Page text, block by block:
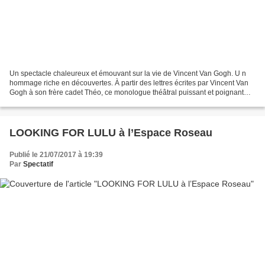
Un spectacle chaleureux et émouvant sur la vie de Vincent Van Gogh. U n
hommage riche en découvertes. À partir des lettres écrites par Vincent Van
Gogh à son frère cadet Théo, ce monologue théâtral puissant et poignant
LOOKING FOR LULU à l’Espace Roseau
Publié le 21/07/2017 à 19:39
Par Spectatif